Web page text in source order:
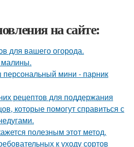
на сайте:
для вашего огорода.
малины.
мини - парник
рецептов для поддержания
которые помогут справиться с
полезным этот метод.
к уходу сортов